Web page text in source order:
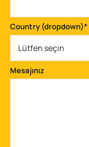
Country (dropdown)*
Lütfen seçin
Mesajınız